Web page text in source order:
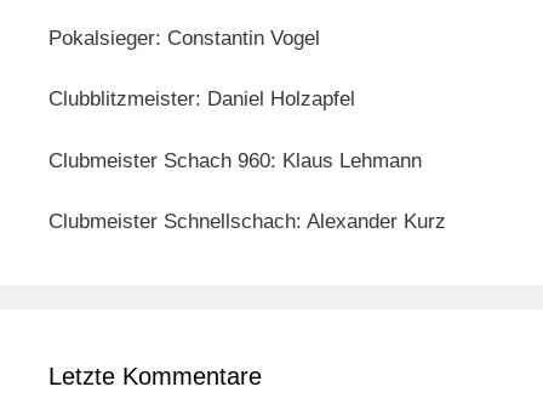
Pokalsieger: Constantin Vogel
Clubblitzmeister: Daniel Holzapfel
Clubmeister Schach 960: Klaus Lehmann
Clubmeister Schnellschach: Alexander Kurz
Letzte Kommentare